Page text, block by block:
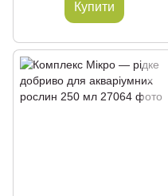
Купити